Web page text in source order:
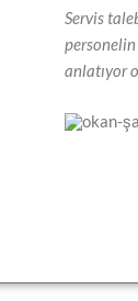
Servis
personelin
anlatıyor